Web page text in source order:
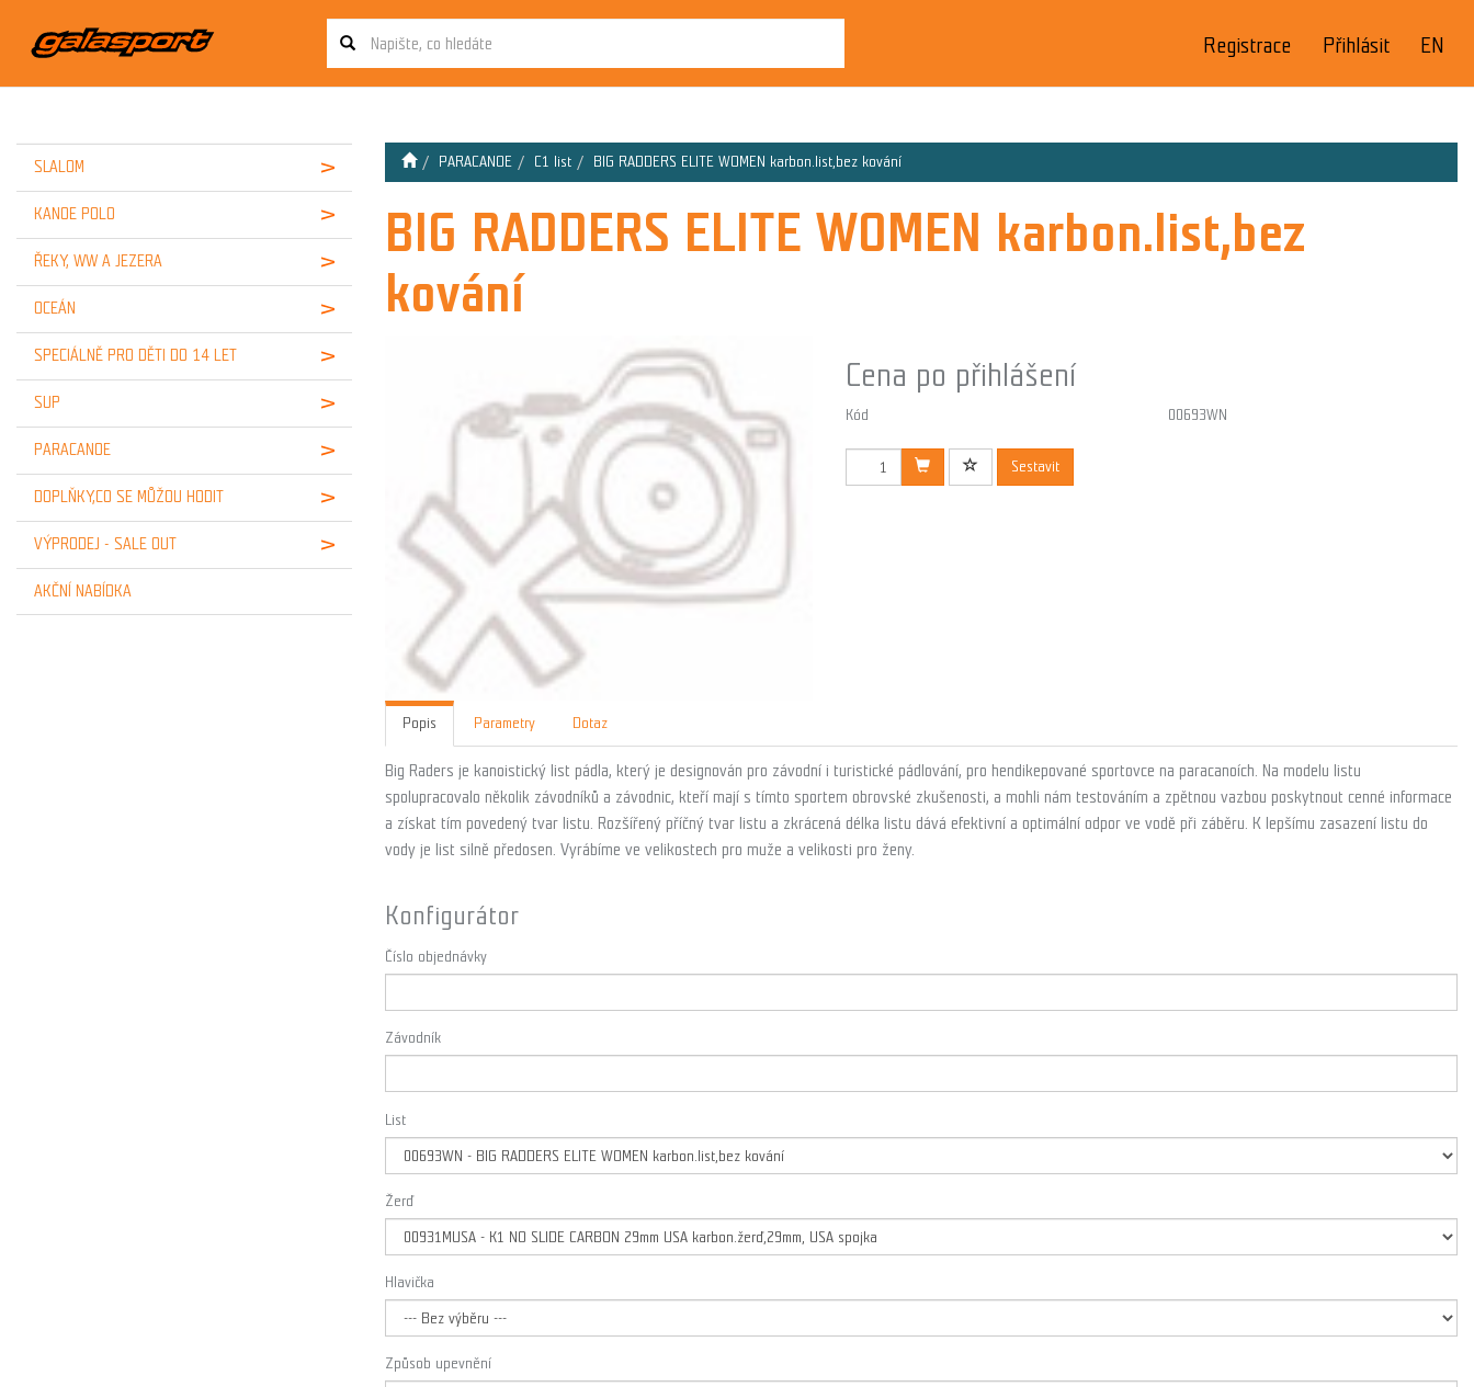
EN
Registrace Přihlásit
SLALOM
KANOE POLO
ŘEKY, WW A JEZERA
OCEÁN
SPECIÁLNĚ PRO DĚTI DO 14 LET
SUP
PARACANOE
DOPLŇKY,CO SE MŮŽOU HODIT
VÝPRODEJ - SALE OUT
AKČNÍ NABÍDKA
PARACANOE C1 list BIG RADDERS ELITE WOMEN karbon.list,bez kování
BIG RADDERS ELITE WOMEN karbon.list,bez
kování
Cena po přihlášení
Kód 00693WN
Sestavit
Popis Parametry Dotaz
Big Raders je kanoistický list pádla, který je designován pro závodní i turistické pádlování, pro hendikepované sportovce na paracanoích. Na modelu listu
spolupracovalo několik závodníků a závodnic, kteří mají s tímto sportem obrovské zkušenosti, a mohli nám testováním a zpětnou vazbou poskytnout cenné informace
a získat tím povedený tvar listu. Rozšířený příčný tvar listu a zkrácená délka listu dává efektivní a optimální odpor ve vodě při záběru. K lepšímu zasazení listu do
vody je list silně předosen. Vyrábíme ve velikostech pro muže a velikosti pro ženy.
Konfigurátor
Číslo objednávky
Závodník
List
Žerď
Hlavička
Způsob upevnění